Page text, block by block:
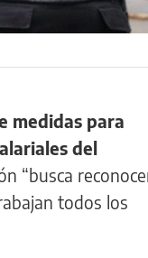
medidas para
del
“busca
todos los